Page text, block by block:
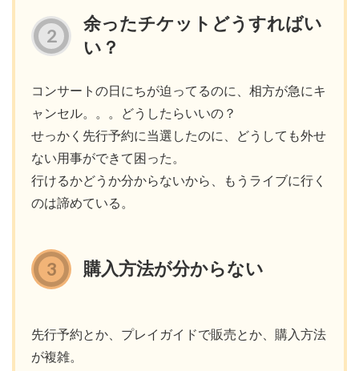
余ったチケットどうすればい
い？
コンサートの日にちが迫ってるのに、相方が急にキ
ャンセル。。。どうしたらいいの？
せっかく先行予約に当選したのに、どうしても外せ
ない用事ができて困った。
行けるかどうか分からないから、もうライブに行く
のは諦めている。
購入方法が分からない
先行予約とか、プレイガイドで販売とか、購入方法
が複雑。